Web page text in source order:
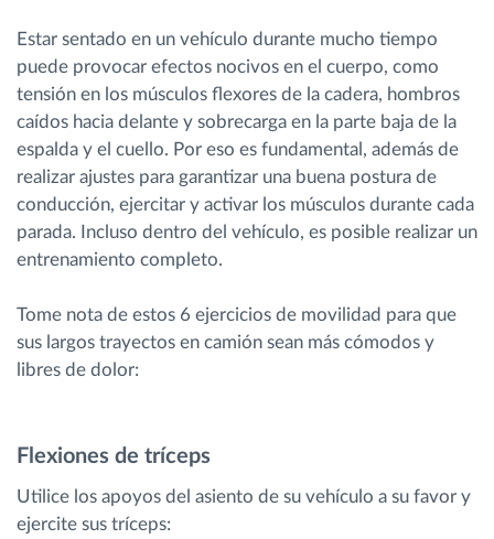
Calculadora de ahorro
Estar sentado en un vehículo durante mucho tiempo
puede provocar efectos nocivos en el cuerpo, como
tensión en los músculos flexores de la cadera, hombros
caídos hacia delante y sobrecarga en la parte baja de la
espalda y el cuello. Por eso es fundamental, además de
realizar ajustes para garantizar una buena postura de
conducción, ejercitar y activar los músculos durante cada
parada. Incluso dentro del vehículo, es posible realizar un
entrenamiento completo.
Tome nota de estos 6 ejercicios de movilidad para que
sus largos trayectos en camión sean más cómodos y
libres de dolor:
Flexiones de tríceps
Utilice los apoyos del asiento de su vehículo a su favor y
ejercite sus tríceps: